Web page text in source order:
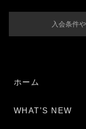
入会条件
ホーム
WHAT’S NEW